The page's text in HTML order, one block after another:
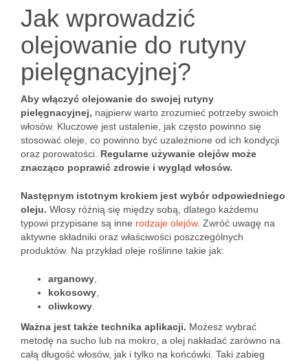
Jak wprowadzić
olejowanie do rutyny
pielęgnacyjnej?
Aby włączyć olejowanie do swojej rutyny
pielęgnacyjnej, najpierw warto zrozumieć potrzeby swoich
włosów. Kluczowe jest ustalenie, jak często powinno się
stosować oleje, co powinno być uzależnione od ich kondycji
oraz porowatości. Regularne używanie olejów może
znacząco poprawić zdrowie i wygląd włosów.
Następnym istotnym krokiem jest wybór odpowiedniego
oleju. Włosy różnią się między sobą, dlatego każdemu
typowi przypisane są inne rodzaje olejów. Zwróć uwagę na
aktywne składniki oraz właściwości poszczególnych
produktów. Na przykład oleje roślinne takie jak:
arganowy
kokosowy
oliwkowy
Ważna jest także technika aplikacji. Możesz wybrać
metodę na sucho lub na mokro, a olej nakładać zarówno na
całą długość włosów, jak i tylko na końcówki. Taki zabieg